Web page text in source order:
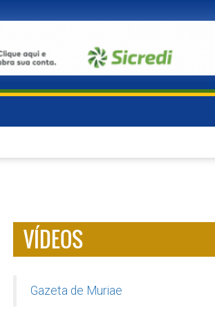
VÍDEOS
Gazeta de Muriae